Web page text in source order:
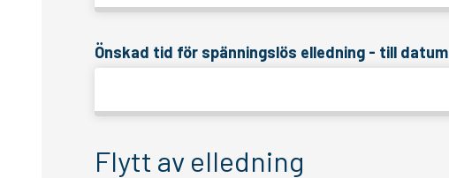
Önskad tid för spänningslös elledning - till datum
Flytt av elledning